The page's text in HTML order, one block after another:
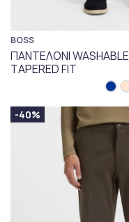
BOSS
ΠΑΝΤΕΛΟΝΙ WASHABLE
TAPERED FIT
-40%